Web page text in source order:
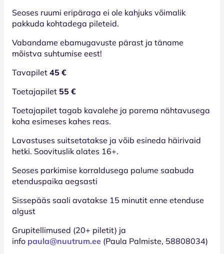
Seoses ruumi eripäraga ei ole kahjuks võimalik
pakkuda kohtadega pileteid.
Vabandame ebamugavuste pärast ja täname
mõistva suhtumise eest!
Tavapilet 45 €
Toetajapilet 55 €
Toetajapilet tagab kavalehe ja parema nähtavusega
koha esimeses kahes reas.
Lavastuses suitsetatakse ja võib esineda häirivaid
hetki. Soovituslik alates 16+.
Seoses parkimise korraldusega palume saabuda
etenduspaika aegsasti
Sissepääs saali avatakse 15 minutit enne etenduse
algust
Grupitellimused (20+ piletit) ja
info paula@nuutrum.ee (Paula Palmiste, 58808034)